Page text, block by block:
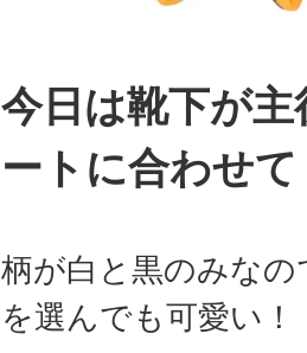
今日は靴下が
ートに合わせて
柄が白と黒のみな
を選んでも可愛い！